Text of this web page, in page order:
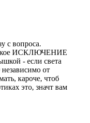
с вопроса.
ИСКЛЮЧЕНИЕ
- если света
от
кароче, чтоб
это, значт вам